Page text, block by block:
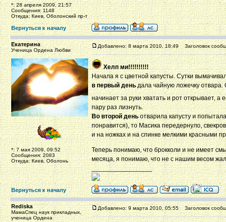
*: 28 апреля 2009, 21:57
Сообщения: 1148
Откуда: Киев, Оболонский пр-т
Вернуться к началу
Екатерина
Ученица Ордена Любви
*: 7 мая 2009, 09:52
Сообщения: 2083
Откуда: Киев, Оболонь
Добавлено: 8 марта 2010, 18:49 Заголовок
Хелп ми!!!!!!!!!!
Начала я с цветной капусты. Сутки
в первый деньдала чайную ложечку отвара.
начинает за руки хватать и рот открывает,
пару раз лизнуть.
Во второй деньотварила капусту и
понравится), то Масика передернуло,
и на ножках и на спинке мелкими красными
Теперь понимаю, что брокколи и не имеет
месяца, я понимаю, что не с нашим весом
_________________
Вернуться к началу
Rediska
МамаСпец наук прикладных,
ученица Ордена
Добавлено: 9 марта 2010, 05:55 Заголовок